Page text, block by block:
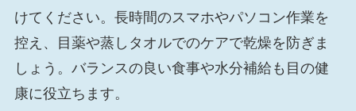
けてください。長時間のスマホやパソコン作業を
控え、目薬や蒸しタオルでのケアで乾燥を防ぎま
しょう。バランスの良い食事や水分補給も目の健
康に役立ちます。